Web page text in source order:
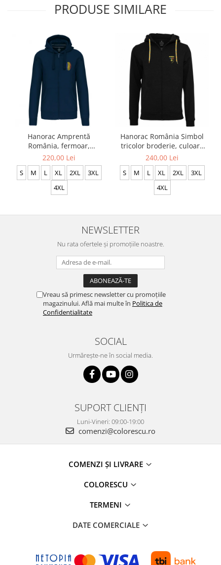
PRODUSE SIMILARE
Hanorac Amprentă
România, fermoar,
broderie, culoare
bleumarin, CH20
220,00 Lei
S M L XL 2XL
3XL
4XL
Hanorac România Simbol
tricolor broderie, culoare
neagră, CRP116
240,00 Lei
S M L XL 2XL
3XL
4XL
NEWSLETTER
Nu rata ofertele și promoțiile noastre.
Vreau să primesc newsletter cu promoțiile
magazinului. Află mai multe în Politica de
Confidentialitate
SOCIAL
Urmărește-ne în social media.
SUPORT CLIENȚI
Luni-Vineri: 09:00-19:00
comenzi@colorescu.ro
COMENZI ȘI LIVRARE
COLORESCU
TERMENI
DATE COMERCIALE